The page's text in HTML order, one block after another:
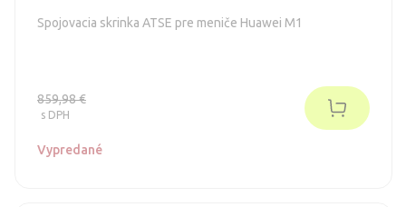
Spojovacia skrinka ATSE pre meniče Huawei M1
859,98 €
s DPH
Vypredané